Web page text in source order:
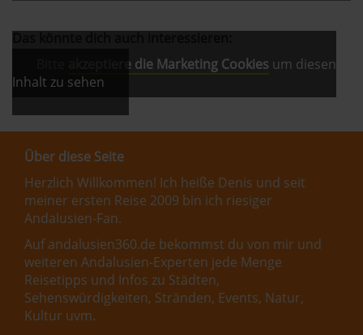
akzeptiere die Marketing Cookies um diesen
Inhalt zu sehen
Über diese Seite
Herzlich Willkommen! Ich heiße Denis und seit
meiner ersten Reise 2009 bin ich riesiger
Andalusien-Fan.
Auf andalusien360.de bekommst du von mir und
weiteren Andalusien-Experten jede Menge
Reisetipps und Infos zu Städten,
Sehenswürdigkeiten, Stränden, Events, Natur,
Kultur uvm.